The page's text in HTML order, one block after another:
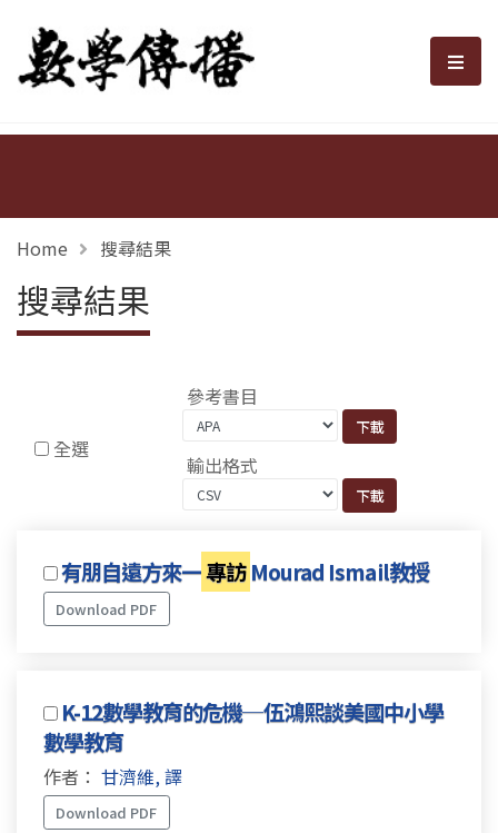
數學傳播 選
Home 搜尋結果
搜尋結果
全選
參考書目
輸出格式
有朋自遠方來一專訪 Mourad Ismail教授
Download PDF
K-12數學教育的危機─伍鴻熙談美國中小學
數學教育
作者： 甘濟維, 譯
Download PDF